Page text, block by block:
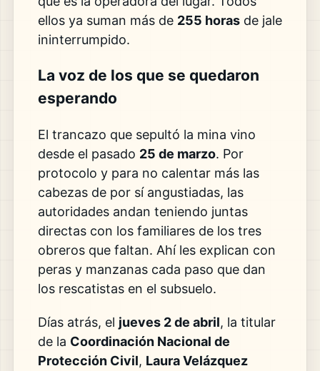
ellos ya suman más de 255 horasde jale
ininterrumpido.
La voz de los que se quedaron
esperando
El trancazo que sepultó la mina vino
desde el pasado 25 de marzo. Por
protocolo y para no calentar más las
cabezas de por sí angustiadas, las
autoridades andan teniendo juntas
directas con los familiares de los tres
obreros que faltan. Ahí les explican con
peras y manzanas cada paso que dan
los rescatistas en el subsuelo.
Días atrás, el jueves 2 de abril, la titular
de la Coordinación Nacional de
Protección Civil, Laura Velázquez